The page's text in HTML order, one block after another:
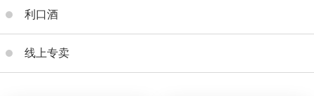
利口酒
线上专卖